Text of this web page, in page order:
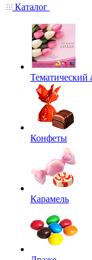
Каталог
Тематический
Конфеты
Карамель